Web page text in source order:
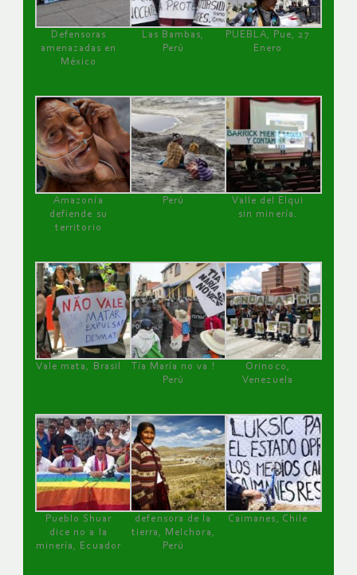
Defensoras
amenazadas en
México
Las Bambas,
Perú
PUEBLA, Pue, 27
Enero
Amazonía
defiende su
territorio
Perú
Valle del Elqui
sin minería.
Vale mata, Brasil
Tía María no va !
Perú
Orinoco,
Venezuela
Pueblo Shuar
dice no a la
minería, Ecuador
defensora de la
tierra, Melchora,
Perú
Caimanes, Chile